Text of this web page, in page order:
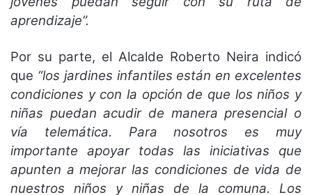
aprendizaje”.
Por su parte, el Alcalde Roberto Neira indicó
que “los jardines infantiles están en excelentes
condiciones y con la opción de que los niños y
niñas puedan acudir de manera presencial o
vía telemática. Para nosotros es muy
importante apoyar todas las iniciativas que
apunten a mejorar las condiciones de vida de
nuestros niños y niñas de la comuna. Los